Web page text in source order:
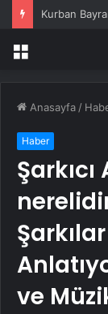
Kurban
Menü
Anasayfa /
Haber
ve